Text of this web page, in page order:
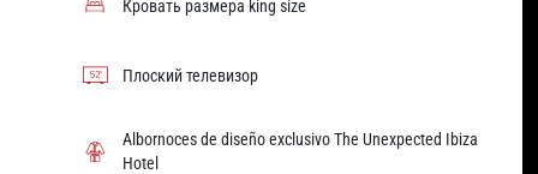
Кровать размера king size
Плоский телевизор
Albornoces de diseño exclusivo The Unexpected Ibiza
Hotel